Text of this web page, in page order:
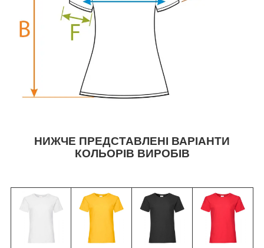
НИЖЧЕ ПРЕДСТАВЛЕНІ ВАРІАНТИ
КОЛЬОРІВ ВИРОБІВ